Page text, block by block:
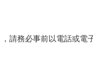
請務必事前以電話或電